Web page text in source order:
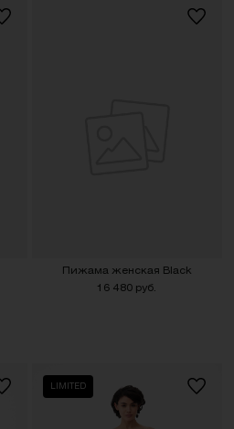
Пижама женская Black
16 480 руб.
LIMITED